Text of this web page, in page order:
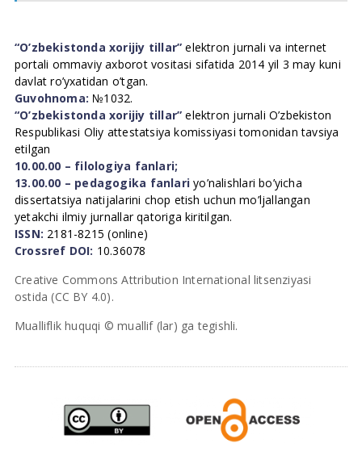
“O’zbekistonda xorijiy tillar” elektron jurnali va internet
portali ommaviy axborot vositasi sifatida 2014 yil 3 may kuni
davlat ro’yxatidan o’tgan.
Guvohnoma: №1032.
“O’zbekistonda xorijiy tillar” elektron jurnali O’zbekiston
Respublikasi Oliy attestatsiya komissiyasi tomonidan tavsiya
etilgan
10.00.00 – filologiya fanlari;
13.00.00 – pedagogika fanlari yo’nalishlari bo’yicha
dissertatsiya natijalarini chop etish uchun mo’ljallangan
yetakchi ilmiy jurnallar qatoriga kiritilgan.
ISSN: 2181-8215 (online)
Crossref DOI: 10.36078
Creative Commons Attribution International litsenziyasi
ostida (CC BY 4.0).
Mualliflik huquqi © muallif (lar) ga tegishli.